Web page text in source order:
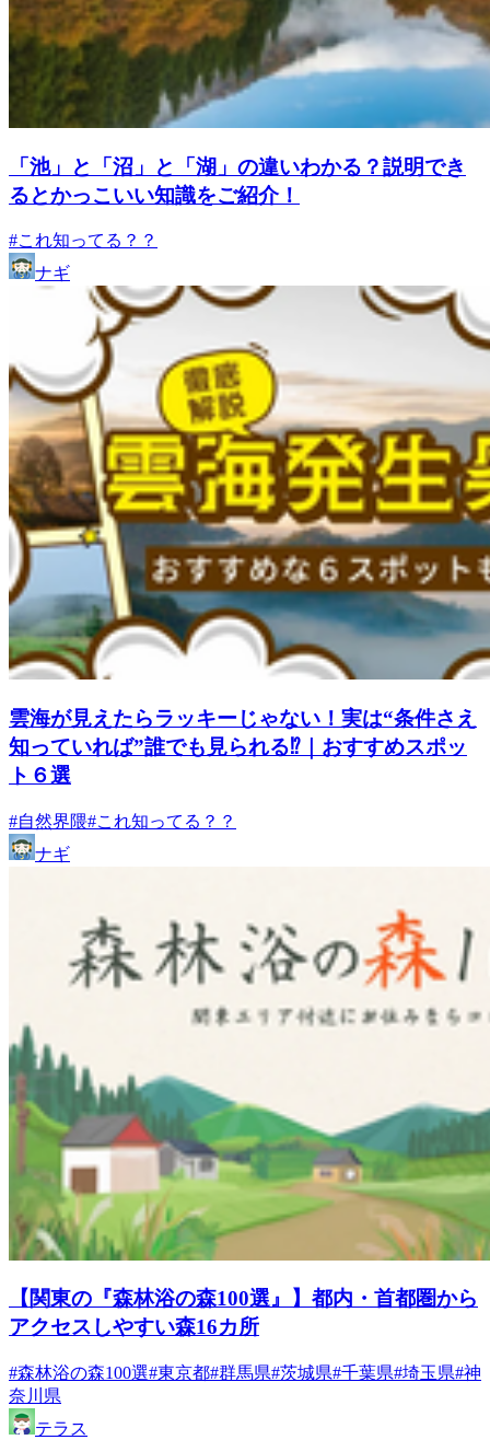
「池」と「沼」と「湖」の違いわかる？説明でき
るとかっこいい知識をご紹介！
#これ知ってる？？
ナギ
雲海が見えたらラッキーじゃない！実は“条件さえ
知っていれば”誰でも見られる⁉｜おすすめスポッ
ト６選
#自然界隈#これ知ってる？？
ナギ
【関東の『森林浴の森100選』】都内・首都圏から
アクセスしやすい森16カ所
#森林浴の森100選#東京都#群馬県#茨城県#千葉県#埼玉県#神
奈川県
テラス